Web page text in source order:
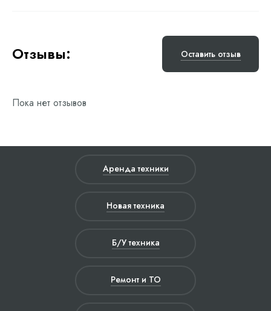
Отзывы: Оставить отзыв
Пока нет отзывов
Аренда техники
Новая техника
Б/У техника
Ремонт и ТО